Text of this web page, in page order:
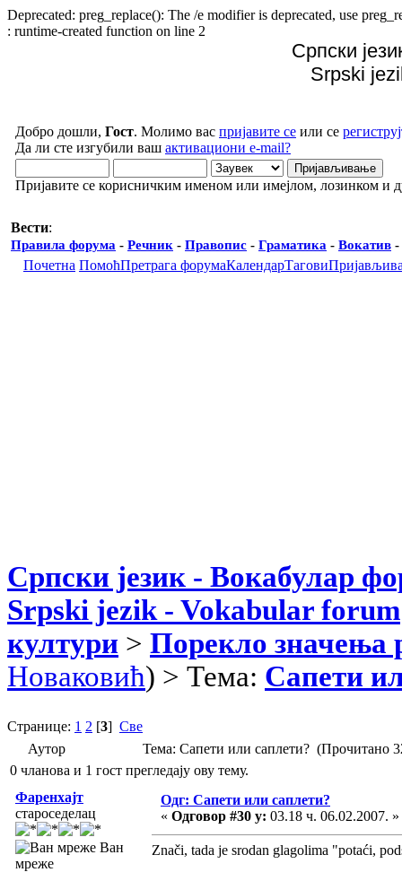
Deprecated: preg_replace(): The /e modifier is deprecated, use
: runtime-created function on line 2
Српски
Srpski
Добро дошли, Гост. Молимо вас пријавите се или се
Да ли сте изгубили ваш активациони e-mail?
Пријавите се корисничким именом или имејлом, лозинком и
Вести:
Правила форума - Речник - Правопис - Граматика - Вокатив -
Почетна ПомоћПретрага форумаКалендарТагови
Српски језик - Вокабулар
Srpski jezik - Vokabular forum
култури > Порекло значења
Новаковић) > Тема: Сапети
Странице: 1 2 [3] Све
Аутор
Тема: Сапети или саплети? (Прочитано
0 чланова и 1 гост прегледају ову тему.
Фаренхајт
староседелац
Ван
мреже
Одг: Сапети или саплети?
« Одговор #30 у: 03.18 ч. 06.02.2007. »
Znači, tada je srodan glagolima "potaći,